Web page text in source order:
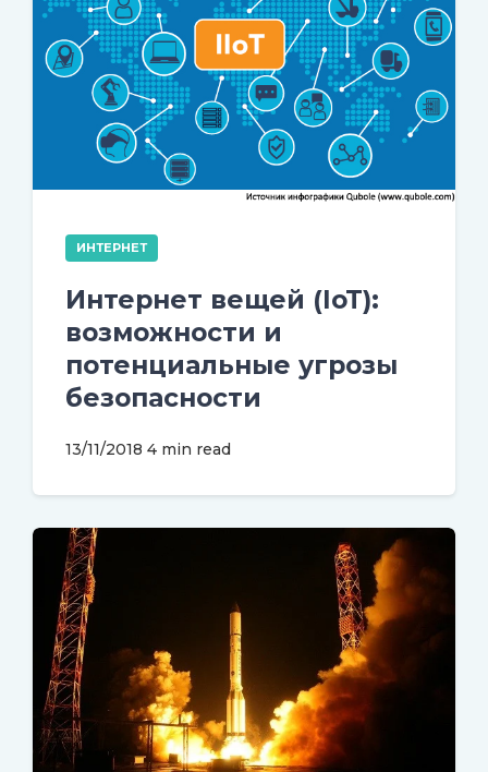
ИНТЕРНЕТ
Интернет вещей (IoT):
возможности и
потенциальные угрозы
безопасности
13/11/2018 4 min read